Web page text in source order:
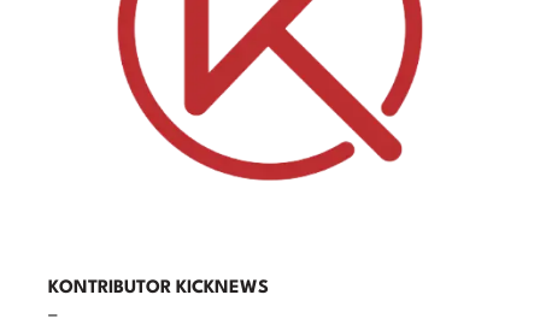
KONTRIBUTOR KICKNEWS
–